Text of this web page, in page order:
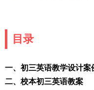
目录
一、初三英语教学设计案
二、校本初三英语教案